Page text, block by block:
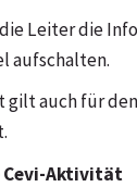
Leiter die
aufschalten.
auch für
Cevi-Aktivität